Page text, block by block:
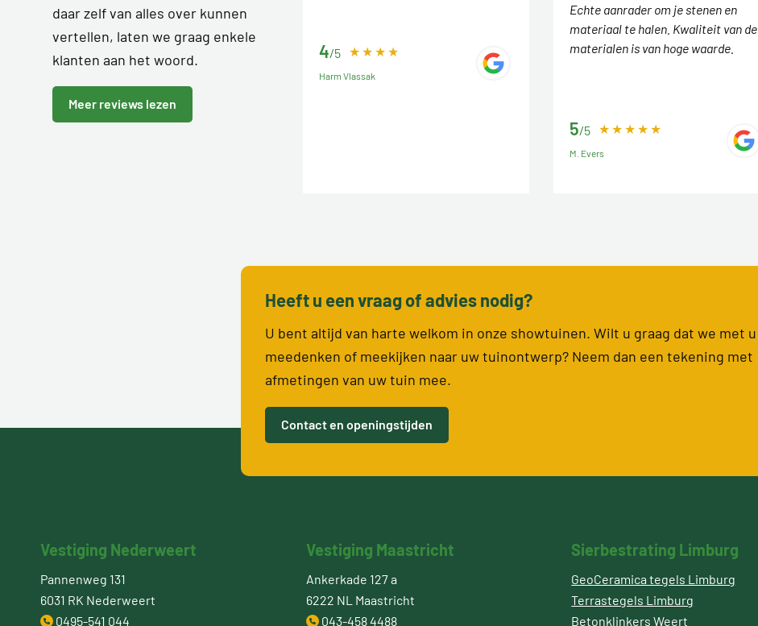
daar zelf van alles over kunnen
vertellen, laten we graag enkele
klanten aan het woord.
Meer reviews lezen
4/5
Harm Vlassak
Echte aanrader om je stenen en
materiaal te halen. Kwaliteit van de
materialen is van hoge waarde.
5/5
M. Evers
Heeft u een vraag of advies nodig?
U bent altijd van harte welkom in onze showtuinen. Wilt u graag dat we met u
meedenken of meekijken naar uw tuinontwerp? Neem dan een tekening met
afmetingen van uw tuin mee.
Contact en openingstijden
Vestiging Nederweert
Pannenweg 131
6031 RK Nederweert
0495-541 044
Vestiging Maastricht
Ankerkade 127 a
6222 NL Maastricht
043-458 4488
Sierbestrating Limburg
GeoCeramica tegels Limburg
Terrastegels Limburg
Betonklinkers Weert